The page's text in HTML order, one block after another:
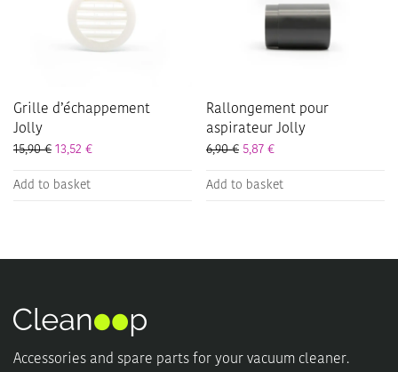
Grille d’échappement
Jolly
15,90€ 13,52 €
Add to basket
Rallongement pour
aspirateur Jolly
6,90€ 5,87 €
Add to basket
Accessories and spare parts for your vacuum cleaner.